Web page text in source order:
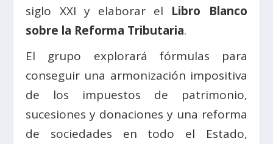
siglo XXI y elaborar el Libro Blanco
sobre la Reforma Tributaria.
El grupo explorará fórmulas para
conseguir una armonización impositiva
de los impuestos de patrimonio,
sucesiones y donaciones y una reforma
de sociedades en todo el Estado,